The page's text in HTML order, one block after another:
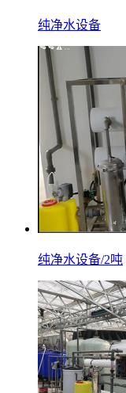
纯净水设备
纯净水设备/2吨